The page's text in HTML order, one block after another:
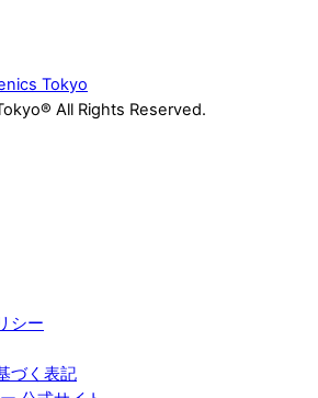
Tokyo
All Rights Reserved.
シー
づく表記